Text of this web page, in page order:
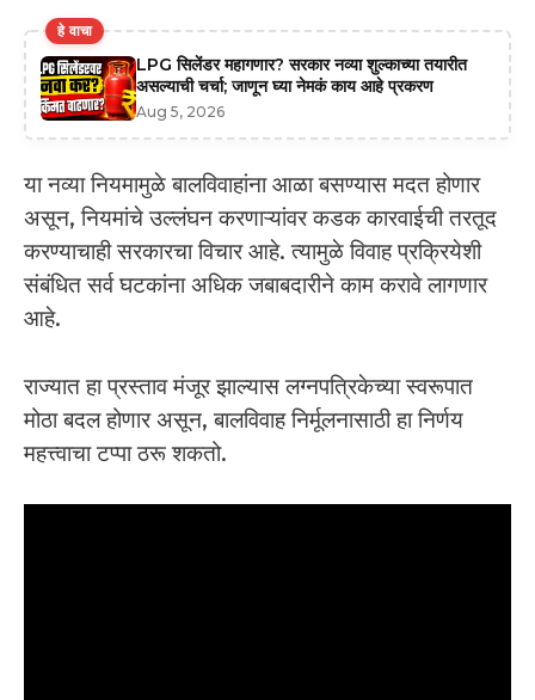
हे वाचा
LPG सिलेंडर महागणार? सरकार नव्या शुल्काच्या तयारीत
असल्याची चर्चा; जाणून घ्या नेमकं काय आहे प्रकरण
Aug 5, 2026
या नव्या नियमामुळे बालविवाहांना आळा बसण्यास मदत होणार
असून, नियमांचे उल्लंघन करणाऱ्यांवर कडक कारवाईची तरतूद
करण्याचाही सरकारचा विचार आहे. त्यामुळे विवाह प्रक्रियेशी
संबंधित सर्व घटकांना अधिक जबाबदारीने काम करावे लागणार
आहे.
राज्यात हा प्रस्ताव मंजूर झाल्यास लग्नपत्रिकेच्या स्वरूपात
मोठा बदल होणार असून, बालविवाह निर्मूलनासाठी हा निर्णय
महत्त्वाचा टप्पा ठरू शकतो.